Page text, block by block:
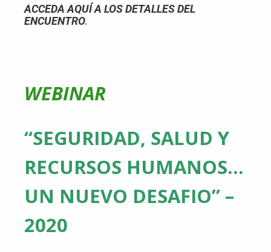
ACCEDA AQUÍ A LOS DETALLES DEL
ENCUENTRO.
WEBINAR
“SEGURIDAD, SALUD Y
RECURSOS HUMANOS…
UN NUEVO DESAFIO” –
2020